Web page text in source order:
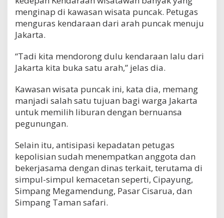
menginap di kawasan wisata puncak. Petugas
menguras kendaraan dari arah puncak menuju
Jakarta.
“Tadi kita mendorong dulu kendaraan lalu dari
Jakarta kita buka satu arah,” jelas dia.
Kawasan wisata puncak ini, kata dia, memang
manjadi salah satu tujuan bagi warga Jakarta
untuk memilih liburan dengan bernuansa
pegunungan.
Selain itu, antisipasi kepadatan petugas
kepolisian sudah menempatkan anggota dan
bekerjasama dengan dinas terkait, terutama di
simpul-simpul kemacetan seperti, Cipayung,
Simpang Megamendung, Pasar Cisarua, dan
Simpang Taman safari.